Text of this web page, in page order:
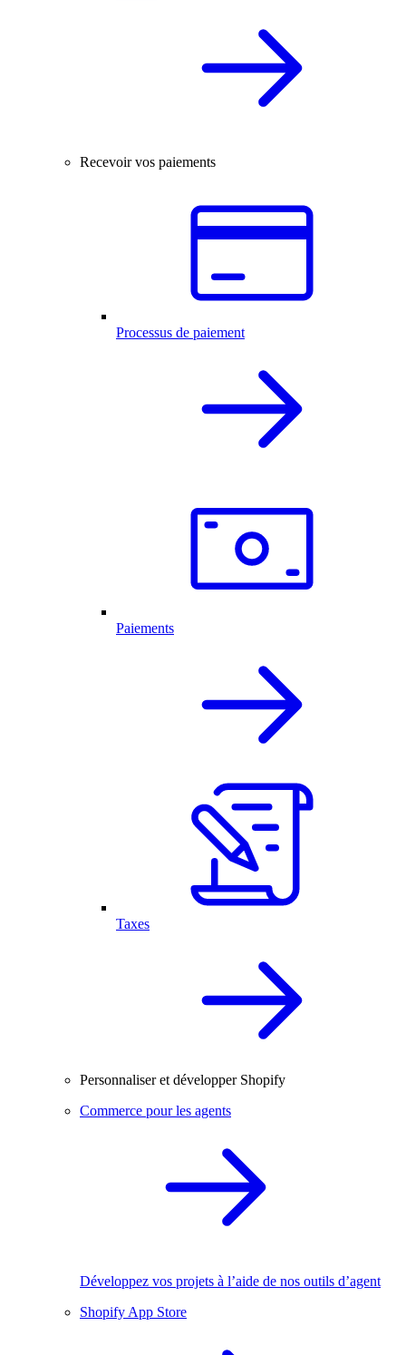
Recevoir vos paiements
Processus de paiement
Paiements
Taxes
Personnaliser et développer Shopify
Commerce pour les agents
Développez vos projets à l’aide de nos outils d’agent
Shopify App Store